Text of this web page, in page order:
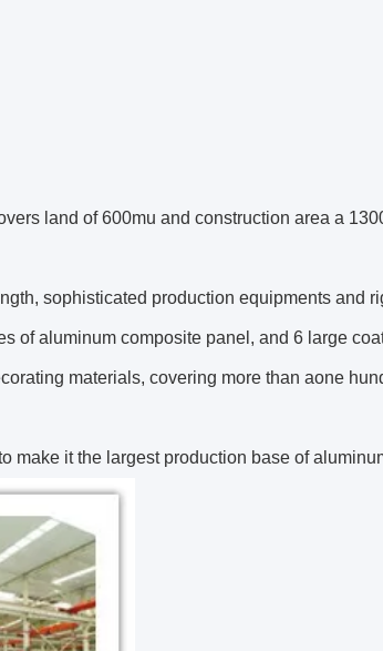
land of 600mu and construction area a
sophisticated production equipments and
aluminum composite panel, and 6 large
materials, covering more than aone
it the largest production base of